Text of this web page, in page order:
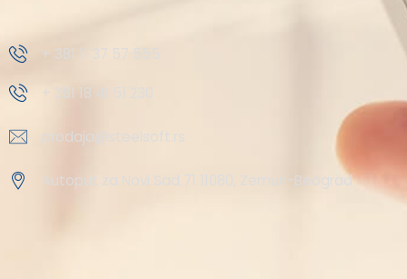
+ 381 11 37 57 555
+ 381 18 41 51 230
prodaja@steelsoft.rs
Autoput za Novi Sad 71 11080, Zemun-Beograd